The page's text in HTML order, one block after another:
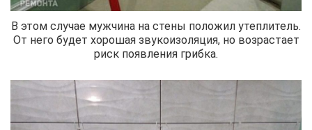
В этом случае мужчина на стены положил утеплитель.
От него будет хорошая звукоизоляция, но возрастает
риск появления грибка.